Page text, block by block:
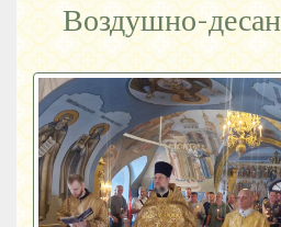
Воздушно-